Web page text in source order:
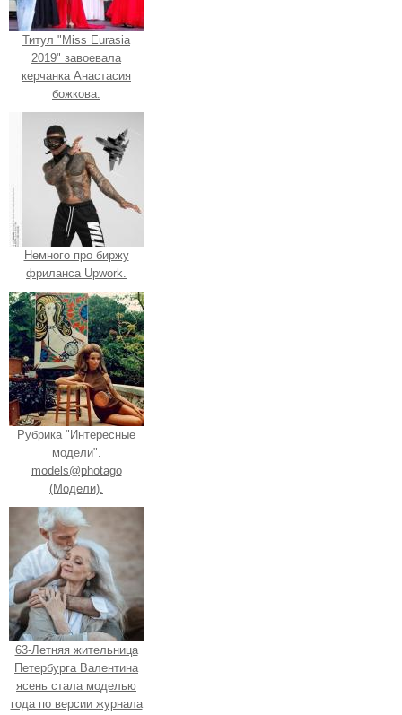
Титул "Miss Eurasia
2019" завоевала
керчанка Анастасия
божкова.
Немного про биржу
фриланса Upwork.
Рубрика "Интересные
модели".
models@photago
(Модели).
63-Летняя жительница
Петербурга Валентина
ясень стала моделью
года по версии журнала